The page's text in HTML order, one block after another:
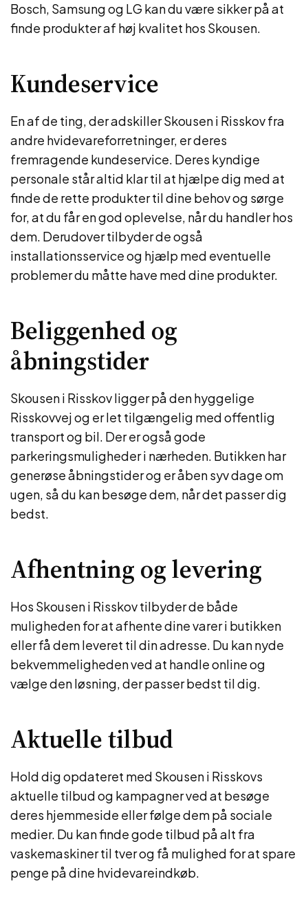
Bosch, Samsung og LG kan du være sikker på at
finde produkter af høj kvalitet hos Skousen.
Kundeservice
En af de ting, der adskiller Skousen i Risskov fra
andre hvidevareforretninger, er deres
fremragende kundeservice. Deres kyndige
personale står altid klar til at hjælpe dig med at
finde de rette produkter til dine behov og sørge
for, at du får en god oplevelse, når du handler hos
dem. Derudover tilbyder de også
installationsservice og hjælp med eventuelle
problemer du måtte have med dine produkter.
Beliggenhed og
åbningstider
Skousen i Risskov ligger på den hyggelige
Risskovvej og er let tilgængelig med offentlig
transport og bil. Der er også gode
parkeringsmuligheder i nærheden. Butikken har
generøse åbningstider og er åben syv dage om
ugen, så du kan besøge dem, når det passer dig
bedst.
Afhentning og levering
Hos Skousen i Risskov tilbyder de både
muligheden for at afhente dine varer i butikken
eller få dem leveret til din adresse. Du kan nyde
bekvemmeligheden ved at handle online og
vælge den løsning, der passer bedst til dig.
Aktuelle tilbud
Hold dig opdateret med Skousen i Risskovs
aktuelle tilbud og kampagner ved at besøge
deres hjemmeside eller følge dem på sociale
medier. Du kan finde gode tilbud på alt fra
vaskemaskiner til tver og få mulighed for at spare
penge på dine hvidevareindkøb.